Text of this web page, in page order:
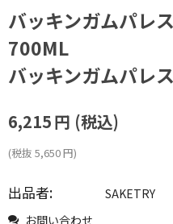
バッキンガムパレ
700ML
バッキンガムパレス
6,215円 (税込)
(税抜 5,650円)
出品者:
SAKETRY
お問い合わせ